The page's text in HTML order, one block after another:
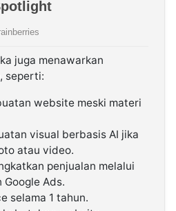
juga menawarkan
seperti:
website meski materi
visual berbasis AI jika
atau video.
penjualan melalui
Google Ads.
selama 1 tahun.